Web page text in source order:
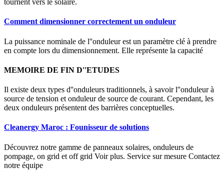
tournent vers le solaire.
Comment dimensionner correctement un onduleur
La puissance nominale de l''onduleur est un paramètre clé à prendre
en compte lors du dimensionnement. Elle représente la capacité
MEMOIRE DE FIN D''ETUDES
Il existe deux types d''onduleurs traditionnels, à savoir l''onduleur à
source de tension et onduleur de source de courant. Cependant, les
deux onduleurs présentent des barrières conceptuelles.
Cleanergy Maroc : Founisseur de solutions
Découvrez notre gamme de panneaux solaires, onduleurs de
pompage, on grid et off grid Voir plus. Service sur mesure Contactez
notre équipe